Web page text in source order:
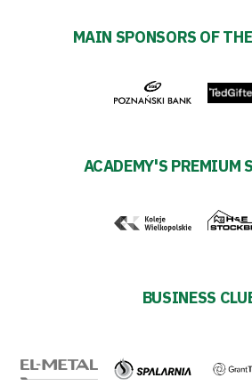
MAIN SPONSORS OF
ACADEMY'S PREMIUM
BUSINESS